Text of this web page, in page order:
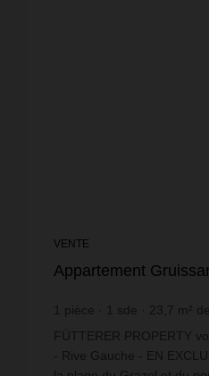
VENTE
Appartement
pièce sde 23,7 m²
4 641,35 €prix / m²
FÜTTERER PROPERTY
- Rive Gauche - EN